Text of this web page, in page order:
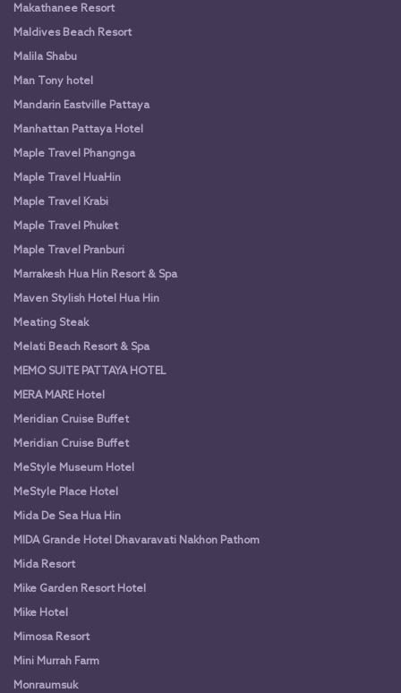
Makathanee Resort
Maldives Beach Resort
Malila Shabu
Man Tony hotel
Mandarin Eastville Pattaya
Manhattan Pattaya Hotel
Maple Travel Phangnga
Maple Travel HuaHin
Maple Travel Krabi
Maple Travel Phuket
Maple Travel Pranburi
Marrakesh Hua Hin Resort & Spa
Maven Stylish Hotel Hua Hin
Meating Steak
Melati Beach Resort & Spa
MEMO SUITE PATTAYA HOTEL
MERA MARE Hotel
Meridian Cruise Buffet
Meridian Cruise Buffet
MeStyle Museum Hotel
MeStyle Place Hotel
Mida De Sea Hua Hin
MIDA Grande Hotel Dhavaravati Nakhon Pathom
Mida Resort
Mike Garden Resort Hotel
Mike Hotel
Mimosa Resort
Mini Murrah Farm
Monraumsuk